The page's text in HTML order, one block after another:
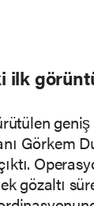
ilk
Görkem
gözaltı